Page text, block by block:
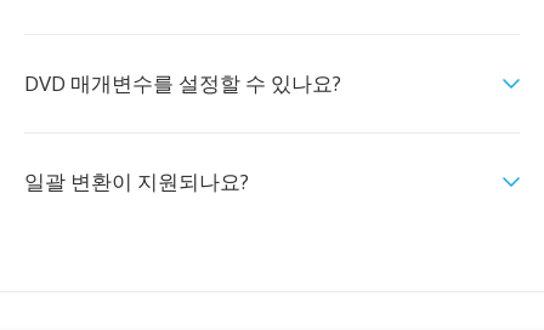
DVD 매개변수를 설정할 수 있나요?
일괄 변환이 지원되나요?